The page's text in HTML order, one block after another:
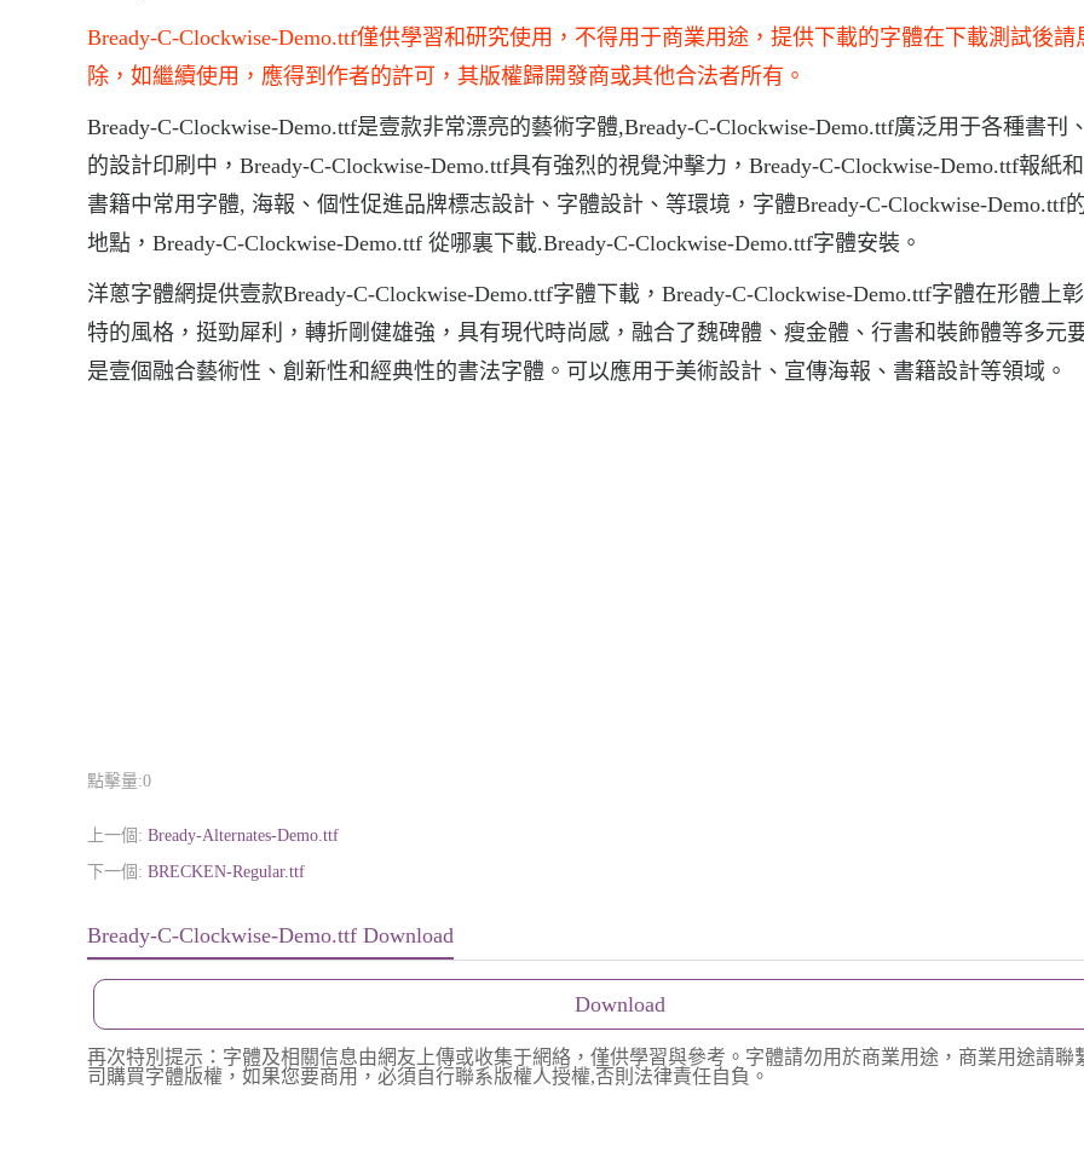
Bready-C-Clockwise-Demo.ttf僅供學習和研究使用，不得用于商業用途，提供下載的字體在下載測試後請
除，如繼續使用，應得到作者的許可，其版權歸開發商或其他合法者所有。
Bready-C-Clockwise-Demo.ttf是壹款非常漂亮的藝術字體,Bready-C-Clockwise-Demo.ttf廣泛用于各種書刊
的設計印刷中，Bready-C-Clockwise-Demo.ttf具有強烈的視覺沖擊力，Bready-C-Clockwise-Demo.ttf報紙
書籍中常用字體, 海報、個性促進品牌標志設計、字體設計、等環境，字體Bready-C-Clockwise-Demo.ttf
地點，Bready-C-Clockwise-Demo.ttf 從哪裏下載.Bready-C-Clockwise-Demo.ttf字體安裝。
洋蔥字體網提供壹款Bready-C-Clockwise-Demo.ttf字體下載，Bready-C-Clockwise-Demo.ttf字體在形體上
特的風格，挺勁犀利，轉折剛健雄強，具有現代時尚感，融合了魏碑體、瘦金體、行書和裝飾體等多元
是壹個融合藝術性、創新性和經典性的書法字體。可以應用于美術設計、宣傳海報、書籍設計等領域。
點擊量:0
上一個: Bready-Alternates-Demo.ttf
下一個: BRECKEN-Regular.ttf
Bready-C-Clockwise-Demo.ttf Download
Download
再次特別提示：字體及相關信息由網友上傳或收集于網絡，僅供學習與參考。字體請勿用於商業用途，商業用途請聯
司購買字體版權，如果您要商用，必須自行聯系版權人授權,否則法律責任自負。